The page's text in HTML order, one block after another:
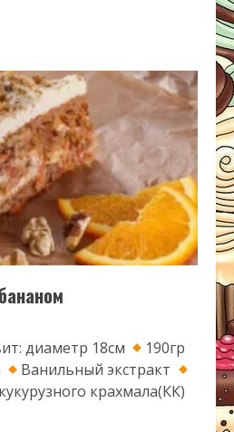
диаметр 18см
190гр
Ванильный экстракт
крахмала(КК)